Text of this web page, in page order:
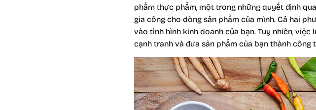
phẩm thực phẩm, một trong những quyết định
gia công cho dòng sản phẩm của mình. Cả hai
vào tình hình kinh doanh của bạn. Tuy nhiên,
cạnh tranh và đưa sản phẩm của bạn thành công